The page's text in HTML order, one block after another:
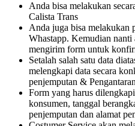
Anda bisa melakukan
Calista Trans
Anda juga bisa melakukan
Whastapp. Kemudian nanti
mengirim form untuk
Setalah salah satu data
melengkapi data secara
penjemputan &
Form yang harus
konsumen, tanggal
penjemputan dan alamat